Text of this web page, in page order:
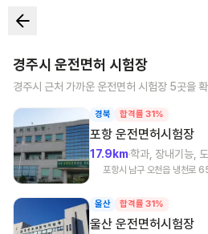
경주시 운전면허 시험장
경주시 근처 가까운 운전면허 시험장 5곳을
경북 합격률 31%
포항 운전면허시험장
17.9km학과, 장내기능,
포항시 남구 오천읍 냉천로
울산 합격률 31%
울산 운전면허시험장